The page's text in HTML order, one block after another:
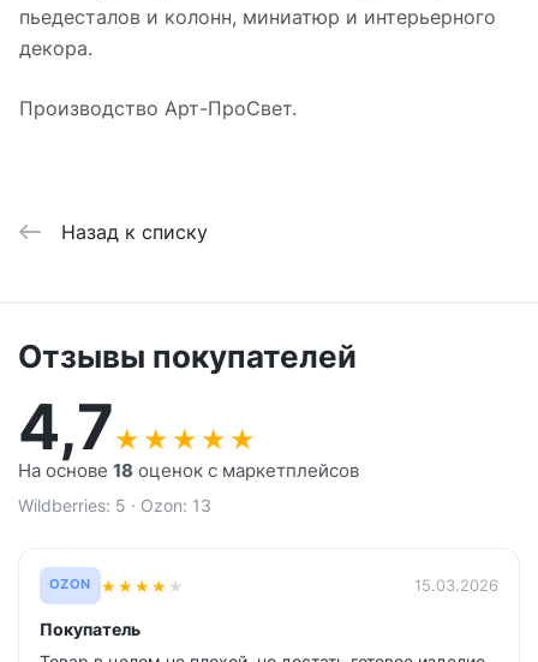
пьедесталов и колонн, миниатюр и интерьерного
декора.
Производство Арт-ПроСвет.
Назад к списку
Отзывы покупателей
4,7★ ★ ★ ★ ★
На основе 18 оценок с маркетплейсов
Wildberries: 5 · Ozon: 13
OZON ★★★★ ★ 15.03.2026
Покупатель